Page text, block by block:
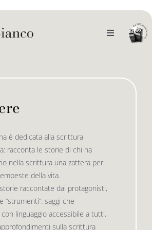
Toggle
in verticale
è dedicata alla scrittura
racconta le storie di chi ha
nella scrittura una zattera per
della vita.
raccontate dai protagonisti,
“strumenti”: saggi che
linguaggio accessibile a tutti,
sulla scrittura